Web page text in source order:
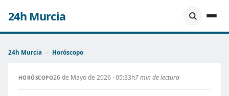
24h Murcia
24h Murcia › Horóscopo
HORÓSCOPO26 de Mayo de 2026 · 05:33h7 min de lectura